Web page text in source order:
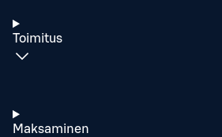
Toimitus
Maksaminen